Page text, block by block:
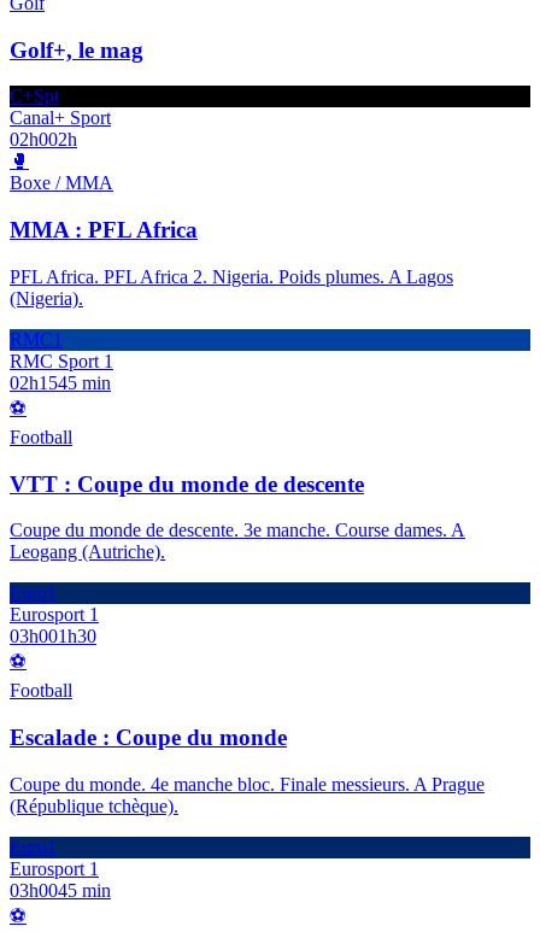
Golf+, le mag
C+Spt
Canal+ Sport
02h002h
🥊
Boxe / MMA
MMA : PFL Africa
PFL Africa. PFL Africa 2. Nigeria. Poids plumes. A Lagos
(Nigeria).
RMC1
RMC Sport 1
02h1545 min
⚽
Football
VTT : Coupe du monde de descente
Coupe du monde de descente. 3e manche. Course dames. A
Leogang (Autriche).
Euro1
Eurosport 1
03h001h30
⚽
Football
Escalade : Coupe du monde
Coupe du monde. 4e manche bloc. Finale messieurs. A Prague
(République tchèque).
Euro1
Eurosport 1
03h0045 min
⚽